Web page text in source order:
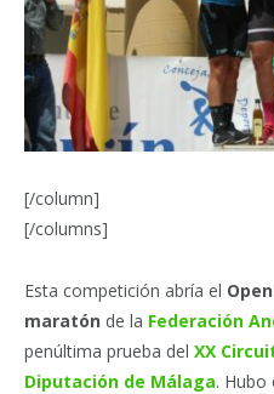
[/column]
[/columns]
Esta competición abría el
maratón de la Federación
penúltima prueba del XX
Diputación de Málaga. Hubo